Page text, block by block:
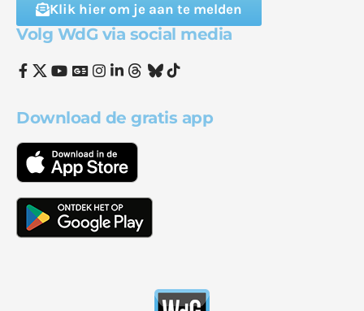
Klik hier om je aan te melden
Volg WdG via social media
Download de gratis app